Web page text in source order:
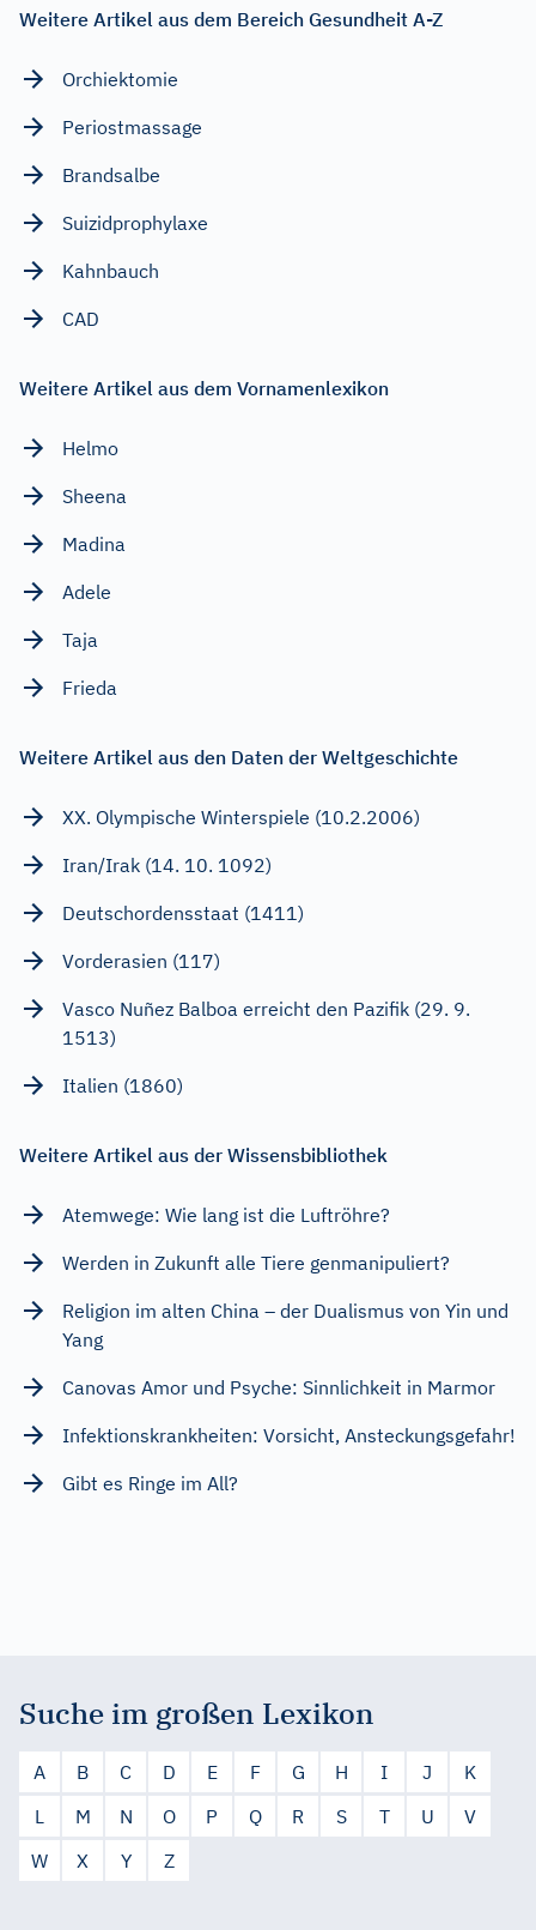
Weitere Artikel aus dem Bereich Gesundheit A-Z
Orchiektomie
Periostmassage
Brandsalbe
Suizidprophylaxe
Kahnbauch
CAD
Weitere Artikel aus dem Vornamenlexikon
Helmo
Sheena
Madina
Adele
Taja
Frieda
Weitere Artikel aus den Daten der Weltgeschichte
XX. Olympische Winterspiele (10.2.2006)
Iran/Irak (14. 10. 1092)
Deutschordensstaat (1411)
Vorderasien (117)
Vasco Nuñez Balboa erreicht den Pazifik (29. 9.
1513)
Italien (1860)
Weitere Artikel aus der Wissensbibliothek
Atemwege: Wie lang ist die Luftröhre?
Werden in Zukunft alle Tiere genmanipuliert?
Religion im alten China – der Dualismus von Yin und
Yang
Canovas Amor und Psyche: Sinnlichkeit in Marmor
Infektionskrankheiten: Vorsicht, Ansteckungsgefahr!
Gibt es Ringe im All?
Suche im großen Lexikon
A B C D E F G H I J
K
L
M N O P Q R S T U
V
W
X Y Z